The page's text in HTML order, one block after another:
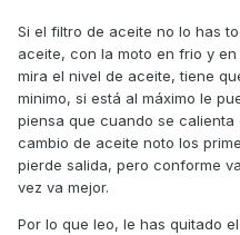
Si el filtro de aceite no lo has
aceite, con la moto en frio y
mira el nivel de aceite, tiene
minimo, si está al máximo le
piensa que cuando se
cambio de aceite noto los
pierde salida, pero conforme
vez va mejor.
Por lo que leo, le has quitado